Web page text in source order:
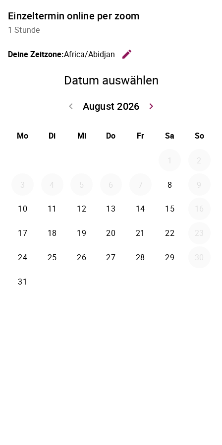
Einzeltermin online per zoom
1 Stunde
Deine Zeitzone:Africa/Abidjan
edit
Datum auswählen
August 2026
keyboard_arrow_left
keyboard_arrow_right
Mo Di Mi Do Fr Sa So
1 2
3 4 5 6 7 8 9
10 11 12 13 14 15 16
17 18 19 20 21 22 23
24 25 26 27 28 29 30
31